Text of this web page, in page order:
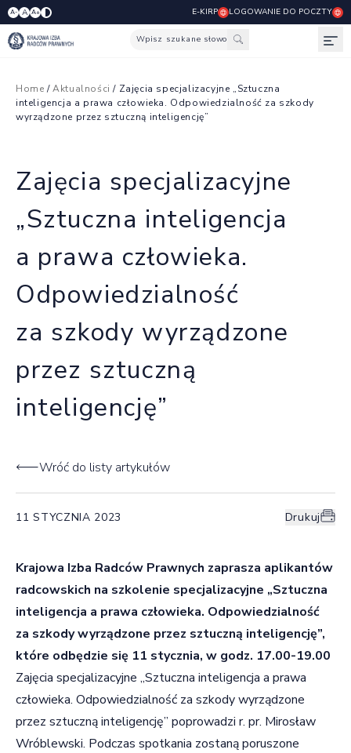
A- A A+ E-KIRP LOGOWANIE DO POCZTY
Wpisz szukane słowo
Home /Aktualności / Zajęcia specjalizacyjne „Sztuczna
inteligencja a prawa człowieka. Odpowiedzialność za szkody
wyrządzone przez sztuczną inteligencję”
Zajęcia specjalizacyjne
„Sztuczna inteligencja
a prawa człowieka.
Odpowiedzialność
za szkody wyrządzone
przez sztuczną
inteligencję”
Wróć do listy artykułów
11 STYCZNIA 2023 Drukuj
Krajowa Izba Radców Prawnych zaprasza aplikantów
radcowskich na szkolenie specjalizacyjne „Sztuczna
inteligencja a prawa człowieka. Odpowiedzialność
za szkody wyrządzone przez sztuczną inteligencję”,
które odbędzie się 11 stycznia, w godz. 17.00-19.00
Zajęcia specjalizacyjne „Sztuczna inteligencja a prawa
człowieka. Odpowiedzialność za szkody wyrządzone
przez sztuczną inteligencję” poprowadzi r. pr. Mirosław
Wróblewski. Podczas spotkania zostaną poruszone